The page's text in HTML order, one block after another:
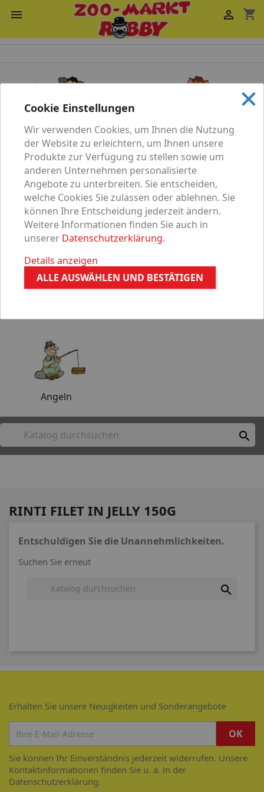
 shopping_cart

Hund Katze
Vögel Nagetier
Angeln

RINTI FILET IN JELLY 150G
Entschuldigen Sie die Unannehmlichkeiten.
Suchen Sie erneut

Erhalten Sie unsere Neuigkeiten und Sonderangebote
Sie können Ihr Einverständnis jederzeit widerrufen. Unsere
Kontaktinformationen finden Sie u. a. in der
Datenschutzerklärung.
Cookie Einstellungen
Wir verwenden Cookies, um Ihnen die Nutzung
der Website zu erleichtern, um Ihnen unsere
Produkte zur Verfügung zu stellen sowie um
anderen Unternehmen personalisierte
Angebote zu unterbreiten. Sie entscheiden,
welche Cookies Sie zulassen oder ablehnen. Sie
können Ihre Entscheidung jederzeit ändern.
Weitere Informationen finden Sie auch in
unserer Datenschutzerklärung.
Details anzeigen
ALLE AUSWÄHLEN UND BESTÄTIGEN